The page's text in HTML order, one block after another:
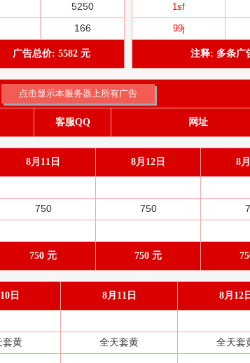
5250
166
广告总价: 5582 元
1sf
99j
注释: 多条广
客服QQ 网址
8月11日 8月12日 8
750 750
750 元 750 元
日 8月11日 8月12
套黄 全天套黄 全天套